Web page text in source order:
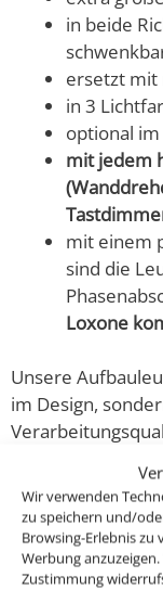
Wir verwenden
zu speichern und/
Browsing-Erlebnis
Werbung
Zustimmung
in beide
ersetzt mit
in 3
optional
mit jedem
mit einem
sind die
Loxone
Unsere
im Design,
Aluminium, die
unschönen
uns wird ein
der Decke